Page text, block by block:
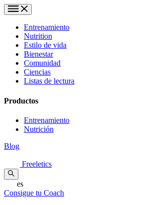
Entrenamiento
Nutrition
Estilo de vida
Bienestar
Comunidad
Ciencias
Listas de lectura
Productos
Entrenamiento
Nutrición
Blog
Freeletics
es
Consigue tu Coach